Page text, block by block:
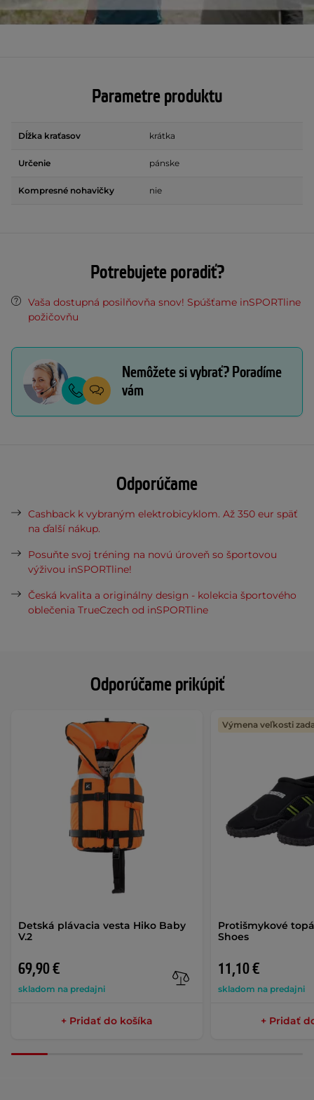
Odporúčame prikúpiť
Detská plávacia vesta Hiko Baby
V.2
69,90 €
skladom na predajni
+ Pridať do košíka
Protišmykové
Shoes
11,10 €
skladom na predajni
Výmena veľkosti
+ Pridať
Parametre produktu
Dĺžka kraťasov krátka
Určenie pánske
Kompresné nohavičky nie
Potrebujete poradiť?
Vaša dostupná posilňovňa snov! Spúšťame inSPORTline
požičovňu
Nemôžete si vybrať? Poradíme
vám
Odporúčame
Cashback k vybraným elektrobicyklom. Až 350 eur späť
na ďalší nákup.
Posuňte svoj tréning na novú úroveň so športovou
výživou inSPORTline!
Česká kvalita a originálny design - kolekcia športového
oblečenia TrueCzech od inSPORTline